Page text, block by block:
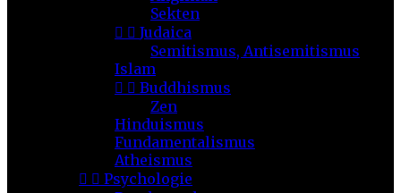
Sekten
  Judaica
Semitismus, Antisemitismus
Islam
  Buddhismus
Zen
Hinduismus
Fundamentalismus
Atheismus
  Psychologie